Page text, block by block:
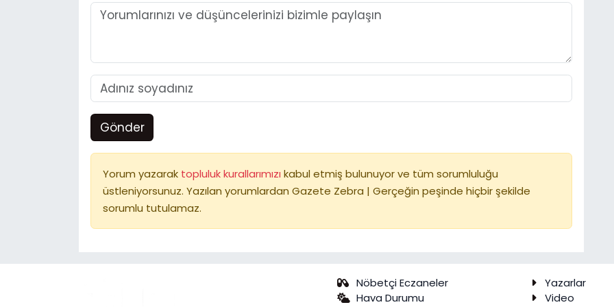
Gönder
Yorum yazarak topluluk kurallarımızı kabul etmiş bulunuyor ve tüm sorumluluğu
üstleniyorsunuz. Yazılan yorumlardan Gazete Zebra | Gerçeğin peşinde hiçbir şekilde
sorumlu tutulamaz.
Nöbetçi Eczaneler
Hava Durumu
Yazarlar
Video